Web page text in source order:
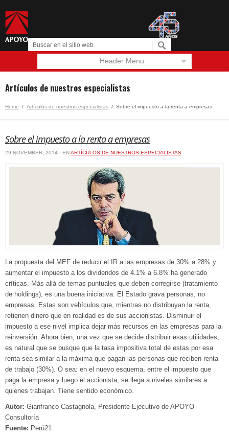
Header Menu
Artículos de nuestros especialistas
Home / Artículos de nuestros especialistas / Sobre el impuesto a la renta a empresas
Sobre el impuesto a la renta a empresas
29 NOVEMBER, 2014 · ENARTÍCULOS DE NUESTROS ESPECIALISTAS
La propuesta del MEF de reducir el IR a las empresas de 30% a 28% y
aumentar el impuesto a los dividendos de 4.1% a 6.8% ha generado
críticas. Más allá de temas puntuales que deben corregirse (tratamiento
de holdings), es una buena iniciativa. El Estado grava personas, no
empresas. Estas son vehículos que, mientras no distribuyan la renta,
retienen dinero que en realidad es de sus accionistas. Disminuir el
impuesto a ese nivel implica dejar más recursos en las empresas para la
reinversión. Ahora bien, una vez que se decide distribuir esas utilidades,
es natural que se busque que la tasa impositiva total de estas por esa
renta sea similar a la máxima que pagan las personas que reciben renta
de trabajo (30%). O sea: en el nuevo esquema, entre el impuesto que
paga la empresa y luego el accionista, se llega a niveles similares a
quienes trabajan. Tiene sentido económico.
Autor: Gianfranco Castagnola, Presidente Ejecutivo de APOYO
Consultoría
Fuente: Perú21